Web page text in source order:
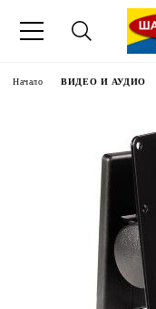
Начало ВИДЕО И АУДИО